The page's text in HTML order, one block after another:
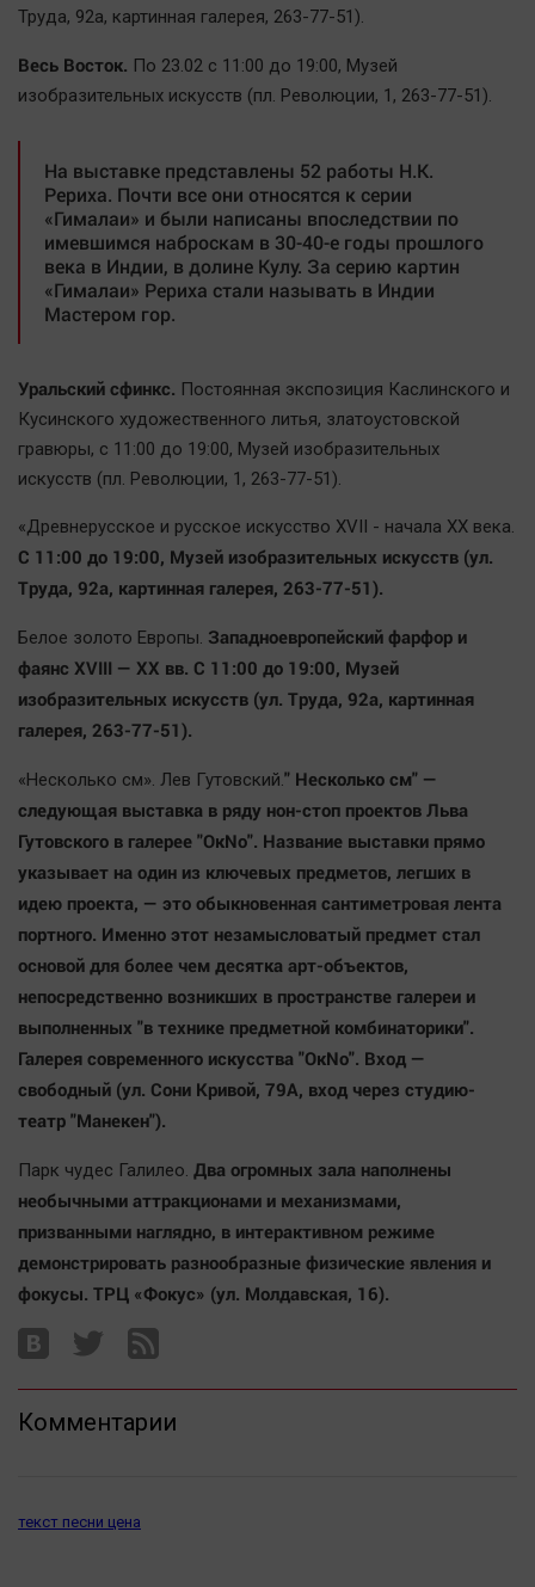
Труда, 92а, картинная галерея, 263-77-51).
Весь Восток. По 23.02 с 11:00 до 19:00, Mузей
изобразительных искусств (пл. Революции, 1, 263-77-51).
На выставке представлены 52 работы Н.К.
Рериха. Почти все они относятся к серии
«Гималаи» и были написаны впоследствии по
имевшимся наброскам в 30-40-е годы прошлого
века в Индии, в долине Кулу. За серию картин
«Гималаи» Рериха стали называть в Индии
Мастером гор.
Уральский сфинкс. Постоянная экспозиция Каслинского и
Кусинского художественного литья, златоустовской
гравюры, с 11:00 до 19:00, Mузей изобразительных
искусств (пл. Революции, 1, 263-77-51).
«Древнерусское и русское искусство XVII - начала ХХ века.
С 11:00 до 19:00, Mузей изобразительных искусств (ул.
Труда, 92а, картинная галерея, 263-77-51).
Белое золото Европы. Западноевропейский фарфор и
фаянс XVIII — XX вв. С 11:00 до 19:00, Mузей
изобразительных искусств (ул. Труда, 92а, картинная
галерея, 263-77-51).
«Несколько см». Лев Гутовский." Несколько см" —
следующая выставка в ряду нон-стоп проектов Льва
Гутовского в галерее "ОкNо". Название выставки прямо
указывает на один из ключевых предметов, легших в
идею проекта, — это обыкновенная сантиметровая лента
портного. Именно этот незамысловатый предмет стал
основой для более чем десятка арт-объектов,
непосредственно возникших в пространстве галереи и
выполненных "в технике предметной комбинаторики".
Галерея современного искусства "ОкNо". Вход —
свободный (ул. Сони Кривой, 79А, вход через студию-
театр "Манекен").
Парк чудес Галилео. Два огромных зала наполнены
необычными аттракционами и механизмами,
призванными наглядно, в интерактивном режиме
демонстрировать разнообразные физические явления и
фокусы. ТРЦ «Фокус» (ул. Молдавская, 16).
Комментарии
текст песни цена